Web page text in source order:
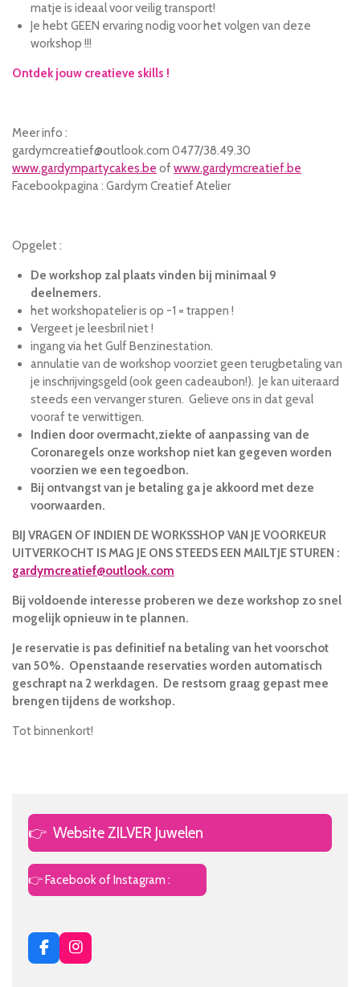
matje is ideaal voor veilig transport!
Je hebt GEEN ervaring nodig voor het volgen van deze
workshop !!!
Ontdek jouw creatieve skills !
Meer info :
gardymcreatief@outlook.com 0477/38.49.30
www.gardympartycakes.be ofwww.gardymcreatief.be
Facebookpagina : Gardym Creatief Atelier
Opgelet :
De workshop zal plaats vinden bij minimaal 9
deelnemers.
het workshopatelier is op -1 = trappen !
Vergeet je leesbril niet !
ingang via het Gulf Benzinestation.
annulatie van de workshop voorziet geen terugbetaling van
je inschrijvingsgeld (ook geen cadeaubon!). Je kan uiteraard
steeds een vervanger sturen. Gelieve ons in dat geval
vooraf te verwittigen.
Indien door overmacht,ziekte of aanpassing van de
Coronaregels onze workshop niet kan gegeven worden
voorzien we een tegoedbon.
Bij ontvangst van je betaling ga je akkoord met deze
voorwaarden.
BIJ VRAGEN OF INDIEN DE WORKSSHOP VAN JE VOORKEUR
UITVERKOCHT IS MAG JE ONS STEEDS EEN MAILTJE STUREN :
gardymcreatief@outlook.com
Bij voldoende interesse proberen we deze workshop zo snel
mogelijk opnieuw in te plannen.
Je reservatie is pas definitief na betaling van het voorschot
van 50%. Openstaande reservaties worden automatisch
geschrapt na 2 werkdagen. De restsom graag gepast mee
brengen tijdens de workshop.
Tot binnenkort!
👉 Website ZILVER Juwelen
👉 Facebook of Instagram :
F
a
I
n